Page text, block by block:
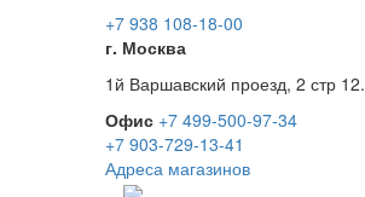
+7 938 108-18-00
г. Москва
1й Варшавский проезд, 2 стр 12.
Офис +7 499-500-97-34
+7 903-729-13-41
Адреса магазинов